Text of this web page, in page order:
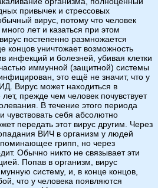
привычек и стрессовых
вирус, потому что человек
лет и казаться при этом
постепенно размножается
концов уничтожает возможность
инфекций и болезней, убивая клетки
иммунной (защитной) системы
это ещё не значит, что у
Вирус может находиться в
прежде чем человек почувствует
В течение этого периода
чувствовать себя абсолютно
передать этот вирус другим. Через
ВИЧ в организм у людей
грипп, но через
Обычно никто не связывает эти
Попав в организм, вирус
систему, и, в конце концов,
что у человека появляются